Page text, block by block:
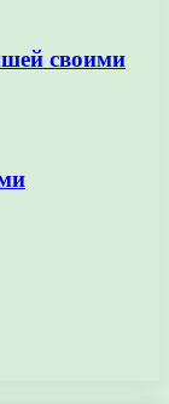
своими